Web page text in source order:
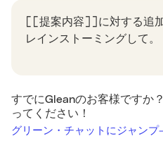
[[提案内容]]に対する追
レインストーミングして。
すでにGleanのお客様ですか
ってください！
グリーン・チャットにジャンプ